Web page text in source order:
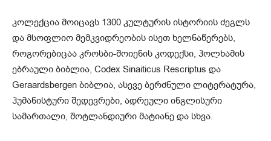
კოლექცია მოიცავს 1300 კულტურის ისტორიის ძეგლს
და მსოფლიო მემკვიდრეობის ისეთ ხელნაწერებს,
როგორებიცაა კროსბი-შოიენის კოდექსი, ჰოლხამის
ებრაული ბიბლია, Codex Sinaiticus Rescriptus და
Geraardsbergen ბიბლია, ასევე ბერძნული ლიტერატურა,
ჰუმანისტური შედევრები, ადრეული ინგლისური
სამართალი, შოტლანდიური მატიანე და სხვა.